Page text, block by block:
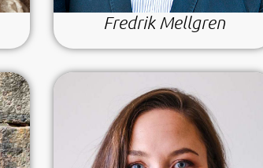
Fredrik Mellgren